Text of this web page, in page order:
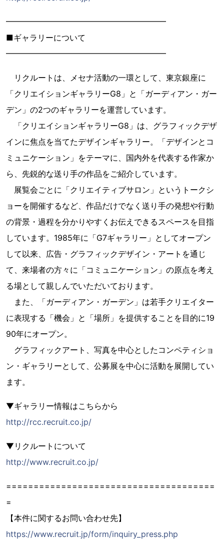
━━━━━━━━━━━━━━━━━━━━
■ギャラリーについて
━━━━━━━━━━━━━━━━━━━━
リクルートは、メセナ活動の一環として、東京銀座に
「クリエイションギャラリーG8」と「ガーディアン・ガー
デン」の2つのギャラリーを運営しています。
「クリエイションギャラリーG8」は、グラフィックデザ
インに焦点を当てたデザインギャラリー。「デザインとコ
ミュニケーション」をテーマに、国内外を代表する作家か
ら、先鋭的な送り手の作品をご紹介しています。
展覧会ごとに「クリエイティブサロン」というトークシ
ョーを開催するなど、作品だけでなく送り手の発想や行動
の背景・過程を分かりやすくお伝えできるスペースを目指
しています。1985年に「G7ギャラリー」としてオープン
して以来、広告・グラフィックデザイン・アートを通じ
て、来場者の方々に「コミュニケーション」の原点を考え
る場として親しんでいただいております。
また、「ガーディアン・ガーデン」は若手クリエイター
に表現する「機会」と「場所」を提供することを目的に19
90年にオープン。
グラフィックアート、写真を中心としたコンペティショ
ン・ギャラリーとして、公募展を中心に活動を展開してい
ます。
▼ギャラリー情報はこちらから
http://rcc.recruit.co.jp/
▼リクルートについて
http://www.recruit.co.jp/
======================================
=
【本件に関するお問い合わせ先】
https://www.recruit.jp/form/inquiry_press.php